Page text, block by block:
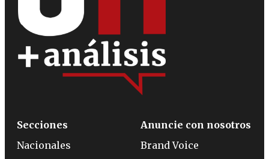
Secciones
Nacionales
Anuncie con nosotros
Brand Voice